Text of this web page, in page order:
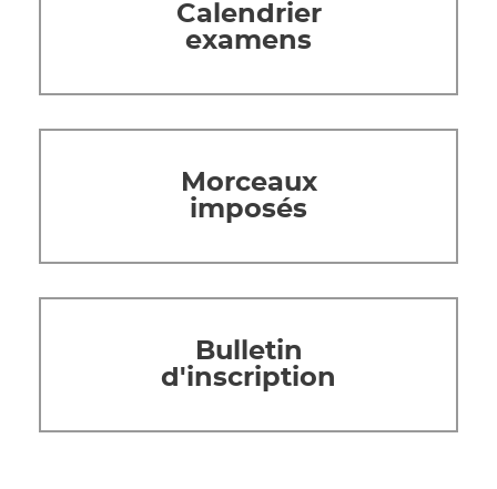
Calendrier
examens
Morceaux
imposés
Bulletin
d'inscription